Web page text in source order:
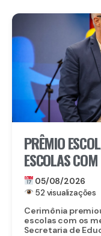
PRÊMIO
ESCOLAS
05/08/2026
52 visualizações
Cerimônia
escolas com os
Secretaria de